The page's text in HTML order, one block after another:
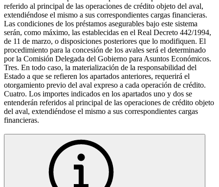
referido al principal de las operaciones de crédito objeto del aval,
extendiéndose el mismo a sus correspondientes cargas financieras.
Las condiciones de los préstamos asegurables bajo este sistema
serán, como máximo, las establecidas en el Real Decreto 442/1994,
de 11 de marzo, o disposiciones posteriores que lo modifiquen. El
procedimiento para la concesión de los avales será el determinado
por la Comisión Delegada del Gobierno para Asuntos Económicos.
Tres. En todo caso, la materialización de la responsabilidad del
Estado a que se refieren los apartados anteriores, requerirá el
otorgamiento previo del aval expreso a cada operación de crédito.
Cuatro. Los importes indicados en los apartados uno y dos se
entenderán referidos al principal de las operaciones de crédito objeto
del aval, extendiéndose el mismo a sus correspondientes cargas
financieras.